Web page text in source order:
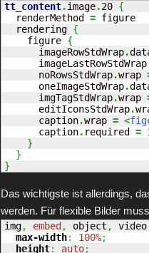
tt_content.image.20 {
  renderMethod
= figure
  rendering
{
    figure
{
      imageRowStdWrap
.
      imageLastRowStdWrap
      noRowsStdWrap
.wrap
      oneImageStdWrap
.
      imgTagStdWrap
.wrap
      editIconsStdWrap
.
      caption
.wrap = <
      caption
. required =
}
}
}
Das wichtigste ist allerdings,
werden. Für flexible Bilder
img, embed , object ,
max-width: 100%;
height: auto;